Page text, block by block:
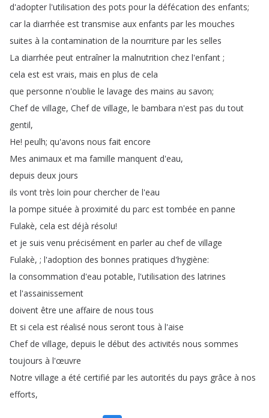
d'adopter l'utilisation des pots pour la défécation des enfants;
car la diarrhée est transmise aux enfants par les mouches
suites à la contamination de la nourriture par les selles
La diarrhée peut entraîner la malnutrition chez l'enfant ;
cela est est vrais, mais en plus de cela
que personne n'oublie le lavage des mains au savon;
Chef de village, Chef de village, le bambara n'est pas du tout
gentil,
He! peulh; qu'avons nous fait encore
Mes animaux et ma famille manquent d'eau,
depuis deux jours
ils vont très loin pour chercher de l'eau
la pompe située à proximité du parc est tombée en panne
Fulakè, cela est déjà résolu!
et je suis venu précisément en parler au chef de village
Fulakè, ; l'adoption des bonnes pratiques d'hygiène:
la consommation d'eau potable, l'utilisation des latrines
et l'assainissement
doivent être une affaire de nous tous
Et si cela est réalisé nous seront tous à l'aise
Chef de village, depuis le début des activités nous sommes
toujours à l'œuvre
Notre village a été certifié par les autorités du pays grâce à nos
efforts,